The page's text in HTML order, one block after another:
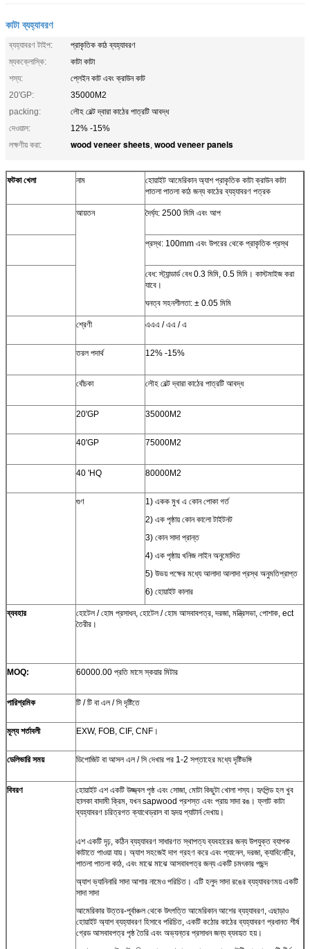
কাটা ব্যহ্যাবরণ
ব্যহ্যাবরণ টাইপ:
প্রাকৃতিক কাঠ ব্যহ্যাবরণ
ম্যকক্লোস্কি:
কাটা কাটা
শস্য:
প্লেইন কাট এবং ক্রাউন কাট
20'GP:
35000M2
packing:
লৌহ বেল্ট দ্বারা কাঠের পাত্রটি আবদ্ধ
দেওয়াল:
12% -15%
লক্ষণীয় করা:
wood veneer sheets, wood veneer panels
ফটকা খেলা নাম
হোয়াইট আমেরিকান অ্যাশ প্রাকৃতিক কাটা ক্রাউন কাটা
পাতলা পাতলা কাঠ জন্য কাঠের ব্যহ্যাবরণ পত্রক
আয়তন দৈর্ঘ্য: 2500 মিমি এবং আপ
প্রস্থ: 100mm এবং উপরের থেকে প্রাকৃতিক প্রস্থ
বেধ: স্ট্যান্ডার্ড বেধ 0.3 মিমি, 0.5 মিমি। কাস্টমাইজ করা
যাবে।
ঘনত্ব সহনশীলতা: ± 0.05 মিমি
শ্রেণী এএএ / এএ / এ
তরল পদার্থ 12% -15%
বোঁচকা লৌহ বেল্ট দ্বারা কাঠের পাত্রটি আবদ্ধ
20'GP 35000M2
40'GP 75000M2
40 'HQ 80000M2
গুণ
1) একক মুখ এ কোন পোকা গর্ত
2) এক পৃষ্ঠায় কোন কালো টাইটনট
3) কোন সাদা প্রান্ত
4) এক পৃষ্ঠায় খনিজ লাইন অনুমোদিত
5) উভয় পক্ষের মধ্যে আলাদা আলাদা প্রস্থ অনুমতিপ্রাপ্ত
6) হোয়াইট কালার
ব্যবহার
হোটেল / হোম প্রসাধন, হোটেল / হোম আসবাবপত্র, দরজা, মন্ত্রিসভা, পোশাক, ect
তৈরীর।
MOQ: 60000.00 প্রতি মাসে স্কয়ার মিটার
পারিশ্রমিক টি / টি বা এল / সি দৃষ্টিতে
মূল্য শর্তাবলী EXW, FOB, CIF, CNF।
ডেলিভারি সময় ডিপোজিট বা আসল এল / সি দেখার পর 1-2 সপ্তাহের মধ্যে দৃষ্টিভঙ্গি
বিবরণ
হোয়াইট এশ একটি উজ্জ্বল পৃষ্ঠ এবং সোজা, মোটা কিছুটা খোলা শস্য। হৃৎপিন্ড হল খুব
হালকা বাদামী ক্রিম, যখন sapwood প্রশস্ত এবং প্রায় সাদা রঙ। ফ্লাট কাটা
ব্যহ্যাবরণ চরিত্রগত ক্যাথেড্রাল বা হৃদয় প্যাটার্ন দেখায়।
এশ একটি দৃঢ়, কঠিন ব্যহ্যাবরণ সাধারণত স্থাপত্য ব্যবহারের জন্য উপযুক্ত ব্যাপক
কাটাতে পাওয়া যায়। অ্যাশ সহজেই দাগ গ্রহণ করে এবং প্যানেল, দরজা, ক্যাবিনেট্রি,
পাতলা পাতলা কাঠ, এবং মাঝে মাঝে আসবাবপত্র জন্য একটি চমৎকার পছন্দ
অ্যাশ ভ্যানিনারি সাদা আশার নামেও পরিচিত। এটি হলুদ সাদা রঙের ব্যহ্যাবরণময় একটি
সাদা সাদা
আমেরিকার উত্তর-পূর্বাঞ্চল থেকে উৎপত্তি আমেরিকান আশের ব্যহ্যাবরণ, এছাড়াও
হোয়াইট অ্যাশ ব্যহ্যাবরণ হিসাবে পরিচিত, একটি কঠোর কাঠের ব্যহ্যাবরণ প্রধানত শীর্ষ
গ্রেড আসবাবপত্র পৃষ্ঠ তৈরি এবং অভ্যন্তর প্রসাধন জন্য ব্যবহৃত হয়।